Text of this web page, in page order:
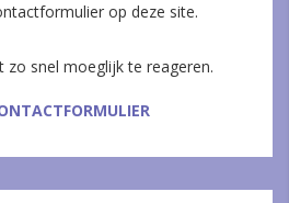
op deze site.
zo snel moeglijk te reageren.